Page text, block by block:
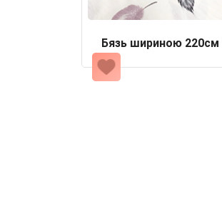
Бязь шириною 220см